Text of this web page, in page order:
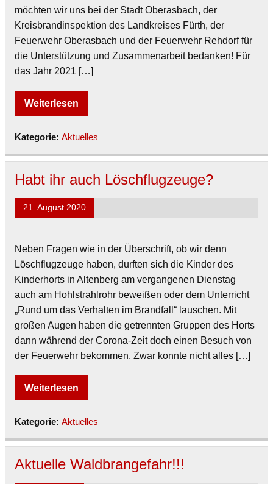
möchten wir uns bei der Stadt Oberasbach, der
Kreisbrandinspektion des Landkreises Fürth, der
Feuerwehr Oberasbach und der Feuerwehr Rehdorf für
die Unterstützung und Zusammenarbeit bedanken! Für
das Jahr 2021 […]
Weiterlesen
Kategorie: Aktuelles
Habt ihr auch Löschflugzeuge?
21. August 2020
Neben Fragen wie in der Überschrift, ob wir denn
Löschflugzeuge haben, durften sich die Kinder des
Kinderhorts in Altenberg am vergangenen Dienstag
auch am Hohlstrahlrohr beweißen oder dem Unterricht
„Rund um das Verhalten im Brandfall“ lauschen. Mit
großen Augen haben die getrennten Gruppen des Horts
dann während der Corona-Zeit doch einen Besuch von
der Feuerwehr bekommen. Zwar konnte nicht alles […]
Weiterlesen
Kategorie: Aktuelles
Aktuelle Waldbrangefahr!!!